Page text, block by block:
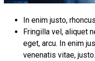
In enim justo,
Fringilla vel, aliquet
eget, arcu. In enim
venenatis vitae,